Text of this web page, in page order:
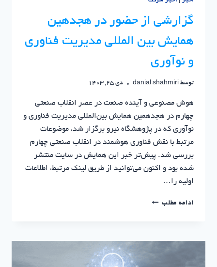
گزارشی از حضور در هجدهین
همایش بین المللی مدیریت فناوری
و نوآوری
توسط danial shahmiri دی 25, 1403
هوش مصنوعی و آینده صنعت در عصر انقلاب صنعتی
چهارم در هجدهمین همایش بین‌المللی مدیریت فناوری و
نوآوری که در پژوهشگاه نیرو برگزار شد، موضوعات
مرتبط با نقش فناوری هوشمند در انقلاب صنعتی چهارم
بررسی شد. پیش‌تر خبر این همایش در سایت منتشر
شده بود و اکنون می‌توانید از طریق لینک مرتبط، اطلاعات
اولیه را…
ادامه مطلبگزارشی
هجدهین